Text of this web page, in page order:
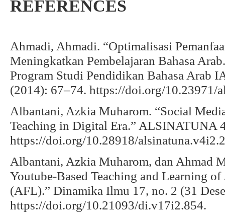
REFERENCES
Ahmadi, Ahmadi. “Optimalisasi
Meningkatkan Pembelajaran Bahasa
Program Studi Pendidikan Bahasa Arab
(2014): 67–74. https://doi.org/10.23971/
Albantani, Azkia Muharom. “Social
Teaching in Digital Era.” ALSINATUNA
https://doi.org/10.28918/
Albantani, Azkia Muharom, dan Ahmad
Youtube-Based Teaching and Learning
(AFL).” Dinamika Ilmu 17, no. 2 (31
https://doi.org/10.21093/di.v17i2.854.